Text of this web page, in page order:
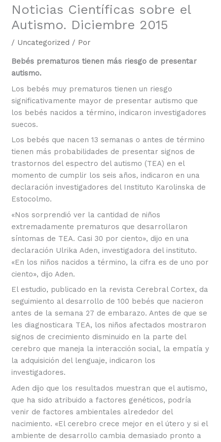
Noticias Científicas sobre el
Autismo. Diciembre 2015
/ Uncategorized / Por
Bebés prematuros tienen más riesgo de presentar
autismo.
Los bebés muy prematuros tienen un riesgo
significativamente mayor de presentar autismo que
los bebés nacidos a término, indicaron investigadores
suecos.
Los bebés que nacen 13 semanas o antes de término
tienen más probabilidades de presentar signos de
trastornos del espectro del autismo (TEA) en el
momento de cumplir los seis años, indicaron en una
declaración investigadores del Instituto Karolinska de
Estocolmo.
«Nos sorprendió ver la cantidad de niños
extremadamente prematuros que desarrollaron
síntomas de TEA. Casi 30 por ciento», dijo en una
declaración Ulrika Aden, investigadora del instituto.
«En los niños nacidos a término, la cifra es de uno por
ciento», dijo Aden.
El estudio, publicado en la revista Cerebral Cortex, da
seguimiento al desarrollo de 100 bebés que nacieron
antes de la semana 27 de embarazo. Antes de que se
les diagnosticara TEA, los niños afectados mostraron
signos de crecimiento disminuido en la parte del
cerebro que maneja la interacción social, la empatía y
la adquisición del lenguaje, indicaron los
investigadores.
Aden dijo que los resultados muestran que el autismo,
que ha sido atribuido a factores genéticos, podría
venir de factores ambientales alrededor del
nacimiento. «El cerebro crece mejor en el útero y si el
ambiente de desarrollo cambia demasiado pronto a